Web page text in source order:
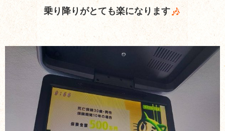
乗り降りがとても楽になります